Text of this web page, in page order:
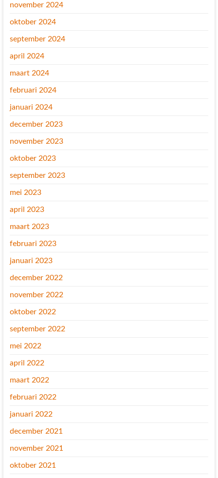
november 2024
oktober 2024
september 2024
april 2024
maart 2024
februari 2024
januari 2024
december 2023
november 2023
oktober 2023
september 2023
mei 2023
april 2023
maart 2023
februari 2023
januari 2023
december 2022
november 2022
oktober 2022
september 2022
mei 2022
april 2022
maart 2022
februari 2022
januari 2022
december 2021
november 2021
oktober 2021